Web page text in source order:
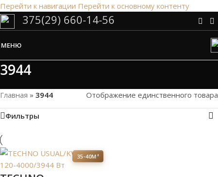
Перейти к навигации Перейти к основному контенту
Сэкономим Ваше время на подбор
Рассчитаем мощность | Предложим от 3х вариантов | В
наличии и под заказ
375(29) 660-14-56
МЕНЮ
3944
Главная » 3944 Отображение единственного товара
Фильтры
35-40М²